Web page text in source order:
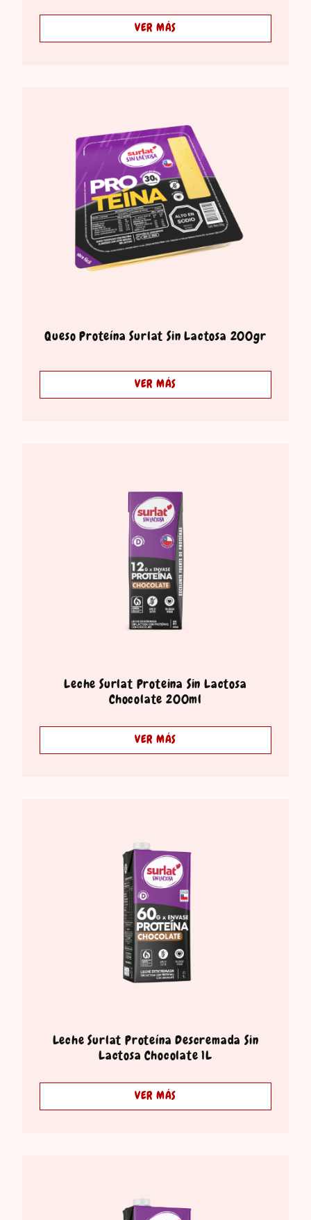
VER MÁS
Queso Proteína Surlat Sin Lactosa 200gr
VER MÁS
Leche Surlat Proteina Sin Lactosa
Chocolate 200ml
VER MÁS
Leche Surlat Proteína Descremada Sin
Lactosa Chocolate 1L
VER MÁS